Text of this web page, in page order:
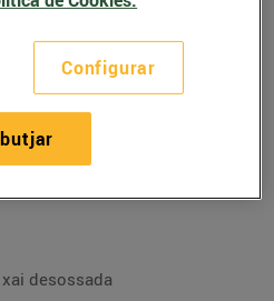
desossada
Configurar